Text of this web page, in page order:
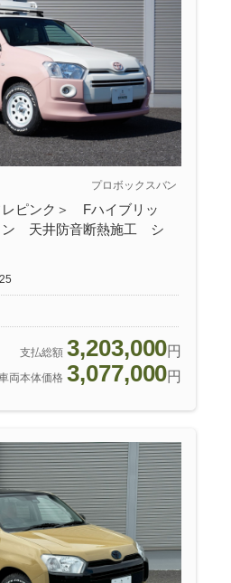
プロボックスバン
レピンク＞ Fハイブリッ
ン 天井防音断熱施工 シ
支払総額 3,203,000円
両本体価格 3,077,000円